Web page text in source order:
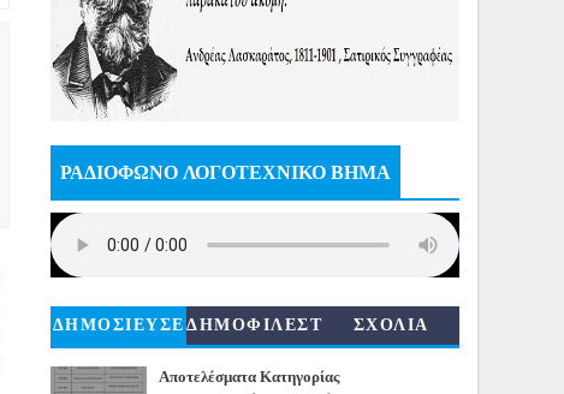
ΡΑΔΙΟΦΩΝΟ ΛΟΓΟΤΕΧΝΙΚΟ ΒΗΜΑ
ΔΗΜΟΣΙΕΥΣΕ
ΙΣ
ΔΗΜΟΦΙΛΕΣΤ
ΣΧΟΛΙΑ
Αποτελέσματα Κατηγορίας